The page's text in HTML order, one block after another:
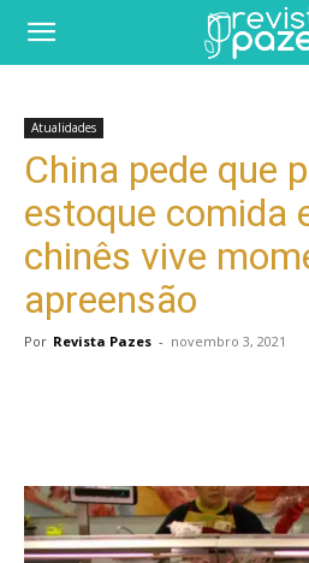
Atualidades
China pede que
estoque comida
chinês vive
apreensão
Por Revista Pazes - novembro 3, 2021